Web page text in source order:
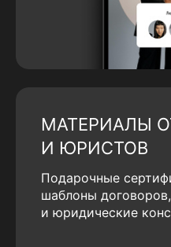
МАТЕРИАЛЫ
И ЮРИСТОВ
Подарочные
шаблоны
и юридические